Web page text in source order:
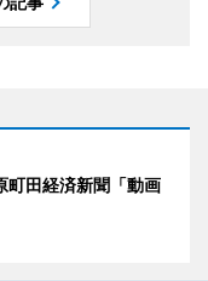
田経済新聞「動画